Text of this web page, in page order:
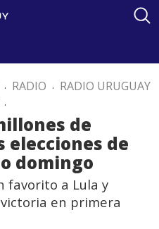
. RADIO . RADIO URUGUAY
.
de
elecciones de
domingo
favorito a Lula y
en primera